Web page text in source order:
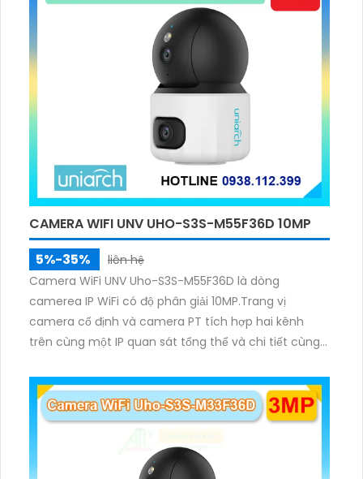
CAMERA WIFI UNV UHO-S3S-M55F36D 10MP
5%-35%
liên hệ
Camera WiFi UNV Uho-S3S-M55F36D là dòng
camerea IP WiFi có độ phân giải 10MP.Trang vị
camera cố định và camera PT tích hợp hai kênh
trên cùng một IP quan sát tổng thể và chi tiết cùng
ánh sáng. Kết hợp hồng ngoại và đèn ấm cho hình
ảnh có màu trong nhiều điều kiện khác nhau trong
phạm vi 3m.